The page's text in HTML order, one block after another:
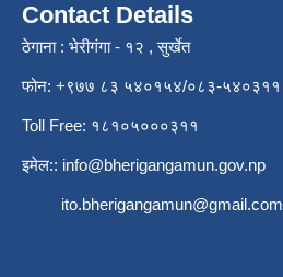
Contact Details
ठेगाना : भेरीगंगा - १२ , सुर्खेत
फोन: +९७७ ८३ ५४०१५४/०८३-५४०३११
Toll Free: १८१०५०००३११
इमेल:: info@bherigangamun.gov.np
ito.bherigangamun@gmail.com